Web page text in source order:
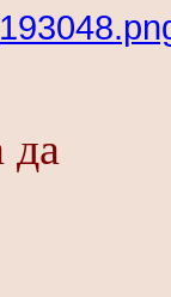
да